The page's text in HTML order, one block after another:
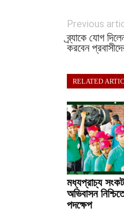
Previous
ব্র্যাকে যোগ
করবেন
RELATED
মধ্যপ্রাচ্য
অভিবাসন
পদক্ষেপ